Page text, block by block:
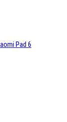
Pad 6